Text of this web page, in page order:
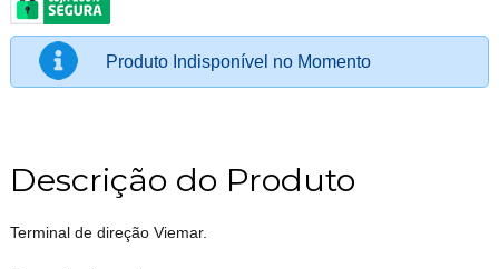
Produto Indisponível no Momento
Descrição do Produto
Terminal de direção Viemar.